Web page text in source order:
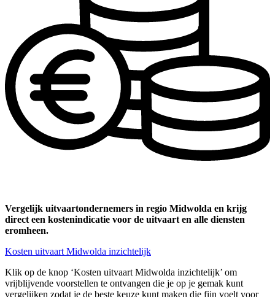
Vergelijk uitvaartondernemers in regio Midwolda en krijg
direct een kostenindicatie voor de uitvaart en alle diensten
eromheen.
Kosten uitvaart Midwolda inzichtelijk
Klik op de knop ‘Kosten uitvaart Midwolda inzichtelijk’ om
vrijblijvende voorstellen te ontvangen die je op je gemak kunt
vergelijken zodat je de beste keuze kunt maken die fijn voelt voor